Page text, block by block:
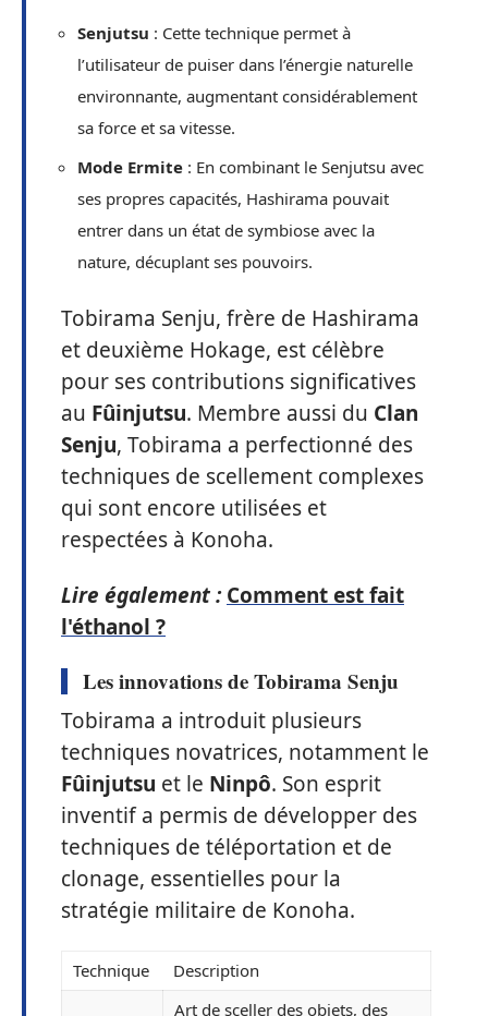
Senjutsu : Cette technique permet à
l’utilisateur de puiser dans l’énergie naturelle
environnante, augmentant considérablement
sa force et sa vitesse.
Mode Ermite : En combinant le Senjutsu avec
ses propres capacités, Hashirama pouvait
entrer dans un état de symbiose avec la
nature, décuplant ses pouvoirs.
Tobirama Senju, frère de Hashirama
et deuxième Hokage, est célèbre
pour ses contributions significatives
au Fûinjutsu. Membre aussi du Clan
Senju, Tobirama a perfectionné des
techniques de scellement complexes
qui sont encore utilisées et
respectées à Konoha.
Lire également : Comment est fait
l'éthanol ?
Les innovations de Tobirama Senju
Tobirama a introduit plusieurs
techniques novatrices, notamment le
Fûinjutsu et le Ninpô. Son esprit
inventif a permis de développer des
techniques de téléportation et de
clonage, essentielles pour la
stratégie militaire de Konoha.
Technique Description
Art de sceller des objets, des